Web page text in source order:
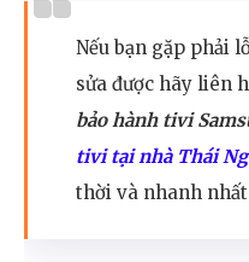
Nếu bạn gặp phải
sửa được hãy liên
bảo hành tivi
tivi tại nhà Thái
thời và nhanh nhất